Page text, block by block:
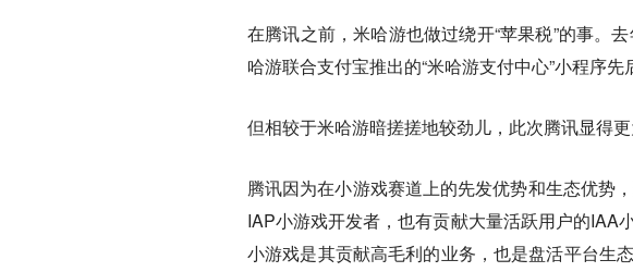
在腾讯之前，米哈游也做过绕开“苹果税”的事。
哈游联合支付宝推出的“米哈游支付中心”小程序
但相较于米哈游暗搓搓地较劲儿，此次腾讯显得更
腾讯因为在小游戏赛道上的先发优势和生态优势
IAP小游戏开发者，也有贡献大量活跃用户的IAA
小游戏是其贡献高毛利的业务，也是盘活平台生